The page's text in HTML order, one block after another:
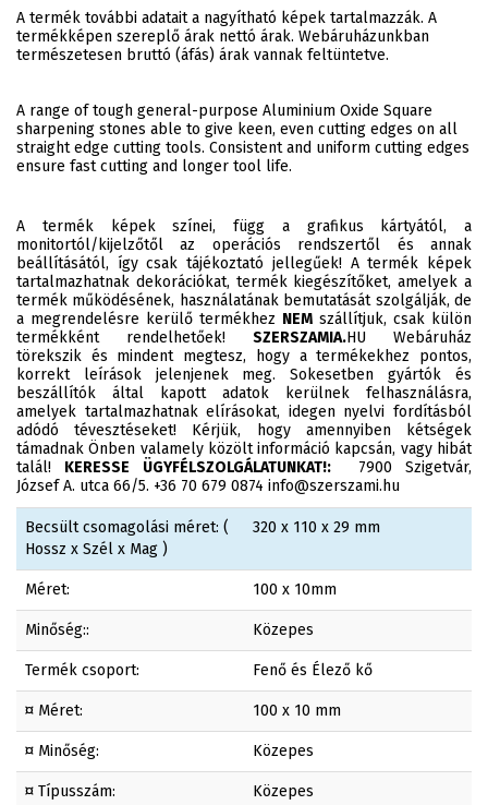
A termék további adatait a nagyítható képek tartalmazzák. A
termékképen szereplő árak nettó árak. Webáruházunkban
természetesen bruttó (áfás) árak vannak feltüntetve.
A range of tough general-purpose Aluminium Oxide Square
sharpening stones able to give keen, even cutting edges on all
straight edge cutting tools. Consistent and uniform cutting edges
ensure fast cutting and longer tool life.
A termék képek színei, függ a grafikus kártyától, a
monitortól/kijelzőtől az operációs rendszertől és annak
beállításától, így csak tájékoztató jellegűek! A termék képek
tartalmazhatnak dekorációkat, termék kiegészítőket, amelyek a
termék működésének, használatának bemutatását szolgálják, de
a megrendelésre kerülő termékhez NEM szállítjuk, csak külön
termékként rendelhetőek! SZERSZAMIA.HU Webáruház
törekszik és mindent megtesz, hogy a termékekhez pontos,
korrekt leírások jelenjenek meg. Sokesetben gyártók és
beszállítók által kapott adatok kerülnek felhasználásra,
amelyek tartalmazhatnak elírásokat, idegen nyelvi fordításból
adódó tévesztéseket! Kérjük, hogy amennyiben kétségek
támadnak Önben valamely közölt információ kapcsán, vagy hibát
talál! KERESSE ÜGYFÉLSZOLGÁLATUNKAT!:7900 Szigetvár,
József A. utca 66/5. +36 70 679 0874 info@szerszami.hu
Becsült csomagolási méret: (
Hossz x Szél x Mag )
320 x 110 x 29 mm
Méret: 100 x 10mm
Minőség:: Közepes
Termék csoport: Fenő és Élező kő
¤ Méret: 100 x 10 mm
¤ Minőség: Közepes
¤ Típusszám: Közepes